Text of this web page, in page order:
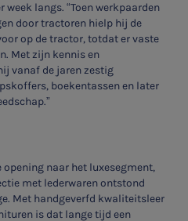
langs. “Toen werkpaarden
door tractoren hielp hij de
op de tractor, totdat er vaste
Met zijn kennis en
vanaf de jaren zestig
boekentassen en later
naar het luxesegment,
met lederwaren ontstond
Met handgeverfd kwaliteitsleer
is dat lange tijd een